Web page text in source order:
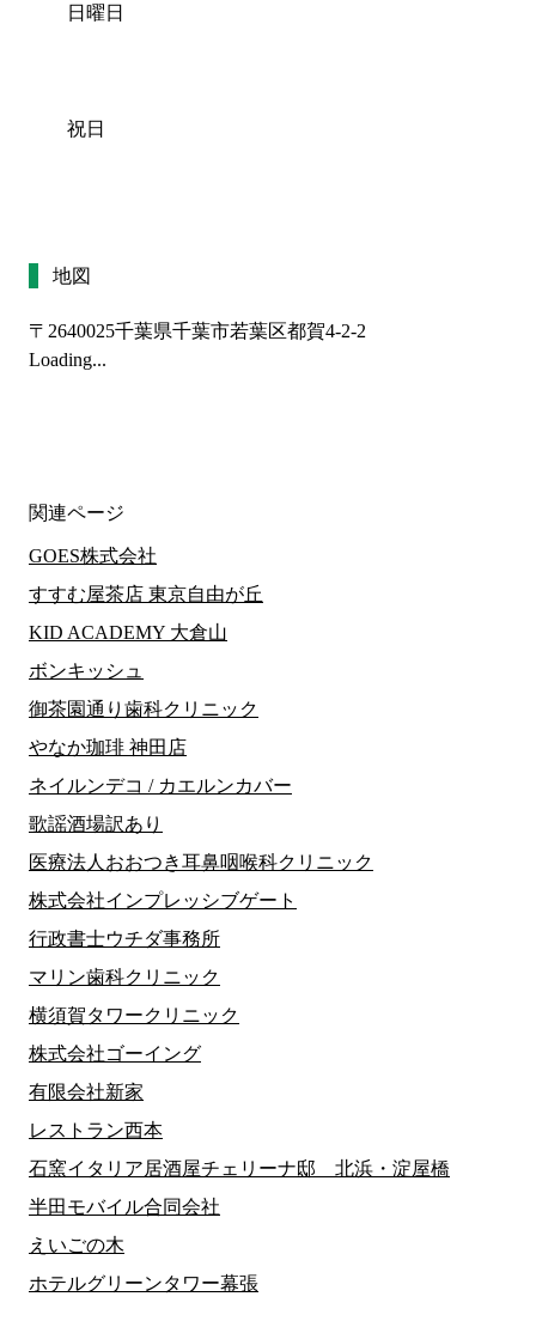
日曜日
祝日
地図
〒2640025千葉県千葉市若葉区都賀4-2-2
Loading...
関連ページ
GOES株式会社
すすむ屋茶店 東京自由が丘
KID ACADEMY 大倉山
ボンキッシュ
御茶園通り歯科クリニック
やなか珈琲 神田店
ネイルンデコ / カエルンカバー
歌謡酒場訳あり
医療法人おおつき耳鼻咽喉科クリニック
株式会社インプレッシブゲート
行政書士ウチダ事務所
マリン歯科クリニック
横須賀タワークリニック
株式会社ゴーイング
有限会社新家
レストラン西本
石窯イタリア居酒屋チェリーナ邸 北浜・淀屋橋
半田モバイル合同会社
えいごの木
ホテルグリーンタワー幕張